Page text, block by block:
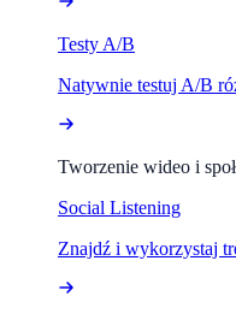
Testy A/B
Natywnie testuj A/B
Tworzenie wideo i
Social Listening
Znajdź i wykorzystaj